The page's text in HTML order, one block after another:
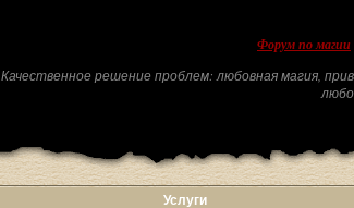
Форум по магии
Качественное решение проблем: любовная магия,
Услуги